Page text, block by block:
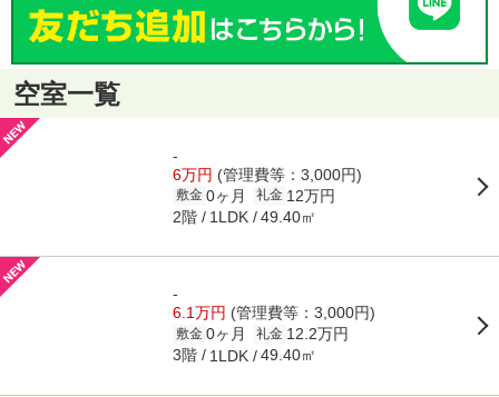
空室一覧
-
6万円 (管理費等：3,000円)
敷金 0ヶ月 礼金 12万円
2階 1LDK 49.40㎡
-
6.1万円 (管理費等：3,000円)
敷金 0ヶ月 礼金 12.2万円
3階 1LDK 49.40㎡